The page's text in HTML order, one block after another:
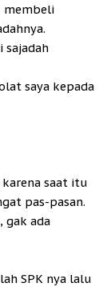
membeli
sajadah
saya kepada
karena saat itu
pas-pasan.
gak ada
SPK nya lalu